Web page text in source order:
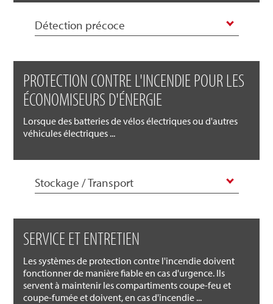
Détection précoce
PROTECTION CONTRE L'INCENDIE POUR LES
ÉCONOMISEURS D'ÉNERGIE
Lorsque des batteries de vélos électriques ou d'autres
véhicules électriques ...
Stockage / Transport
SERVICE ET ENTRETIEN
Les systèmes de protection contre l'incendie doivent
fonctionner de manière fiable en cas d'urgence. Ils
servent à maintenir les compartiments coupe-feu et
coupe-fumée et doivent, en cas d'incendie ...